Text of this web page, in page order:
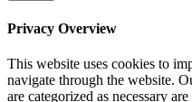
Privacy Overview
This website uses cookies to
navigate through the website.
are categorized as necessary